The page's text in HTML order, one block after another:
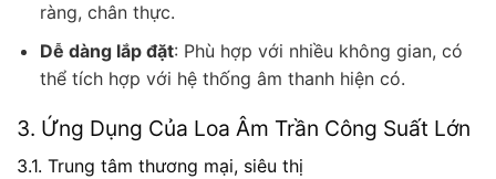
ràng, chân thực.
Dễ dàng lắp đặt: Phù hợp với nhiều không gian, có
thể tích hợp với hệ thống âm thanh hiện có.
3. Ứng Dụng Của Loa Âm Trần Công Suất Lớn
3.1. Trung tâm thương mại, siêu thị